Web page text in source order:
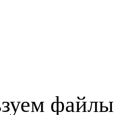
файлы